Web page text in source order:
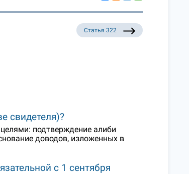
Статья 322
свидетеля)?
подтверждение алиби
доводов, изложенных в
с 1 сентября